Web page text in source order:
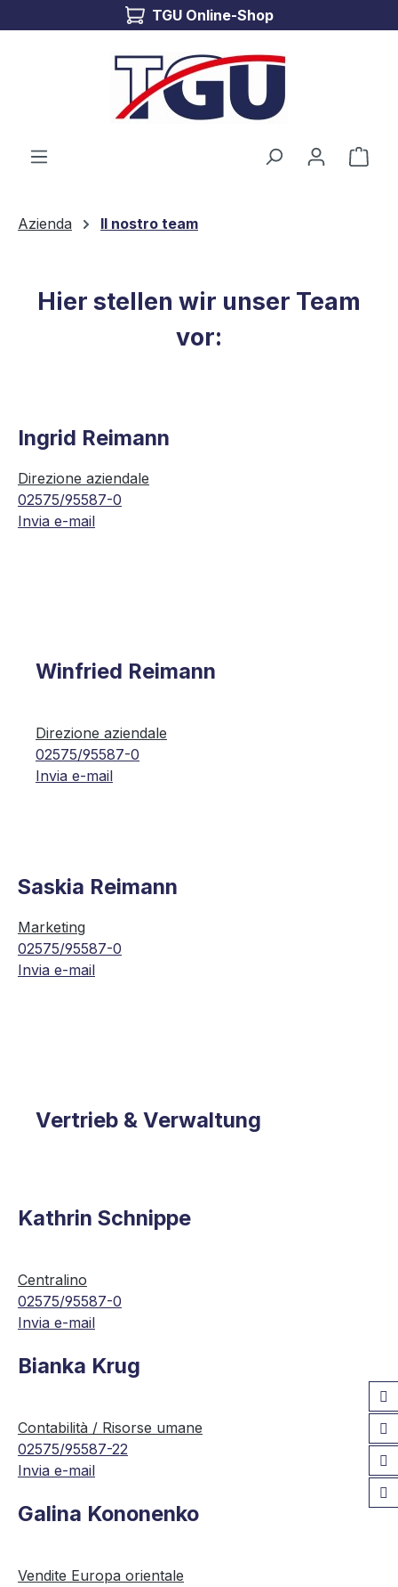
Passa al contenuto principaleTGU Online-Shop
Il
Azienda Il nostro team
Hier stellen wir unser Team
vor:
Ingrid Reimann
Direzione aziendale
02575/95587-0
Invia e-mail
Winfried Reimann
Direzione aziendale
02575/95587-0
Invia e-mail
Saskia Reimann
Marketing
02575/95587-0
Invia e-mail
Vertrieb & Verwaltung
Kathrin Schnippe
Centralino
02575/95587-0
Invia e-mail
Bianka Krug
Contabilità / Risorse umane
02575/95587-22
Invia e-mail
Galina Kononenko
Vendite Europa orientale